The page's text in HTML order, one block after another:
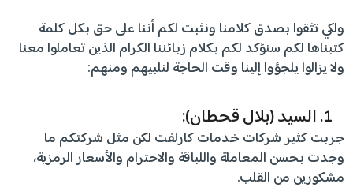
ولكي تثقوا بصدق كلامنا ونثبت لكم أننا على حق بكل كلمة
كتبناها لكم سنؤكد لكم بكلام زبائننا الكرام الذين تعاملوا معنا
ولا يزالوا يلجؤوا إلينا وقت الحاجة لنلبيهم ومنهم:
السيد (بلال قحطان):
جربت كثير شركات خدمات كارلفت لكن مثل شركتكم ما
وجدت بحسن المعاملة واللباقة والاحترام والأسعار الرمزية،
مشكورين من القلب.